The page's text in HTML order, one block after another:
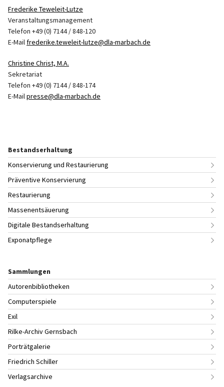
Frederike Teweleit-Lutze
Veranstaltungsmanagement
Telefon +49 (0) 7144 / 848-120
E-Mailfrederike.teweleit-lutze@dla-marbach.de
Christine Christ, M.A.
Sekretariat
Telefon +49 (0) 7144 / 848-174
E-Mailpresse@dla-marbach.de
Bestandserhaltung
Konservierung und Restaurierung
Präventive Konservierung
Restaurierung
Massenentsäuerung
Digitale Bestandserhaltung
Exponatpflege
Sammlungen
Autorenbibliotheken
Computerspiele
Exil
Rilke-Archiv Gernsbach
Porträtgalerie
Friedrich Schiller
Verlagsarchive